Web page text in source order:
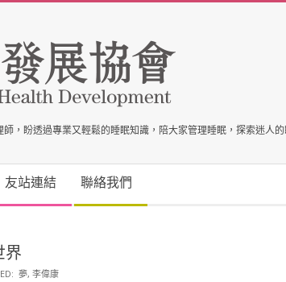
，盼透過專業又輕鬆的睡眠知識，陪大家管理睡眠，探索迷人的
友站連結 聯絡我們
界
夢, 李偉康